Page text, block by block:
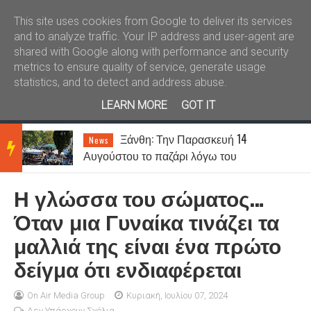
Καλώς ήλθατε Kral News
BRE
AKIN
NEW
News
Ξάνθη: Ο Γιώργος Τσαλίκης
έρχεται στον Κένταυρο για συναυλία
Η γλώσσα του σώματος…
Όταν μια Γυναίκα τινάζει τα
μαλλιά της είναι ένα πρώτο
δείγμα ότι ενδιαφέρεται
On Air Media Group
Κυριακή, Ιουλίου 07, 2024
This site uses cookies from Google to deliver its services
and to analyze traffic. Your IP address and user-agent are
shared with Google along with performance and security
metrics to ensure quality of service, generate usage
statistics, and to detect and address abuse.
LEARN MORE
GOT IT